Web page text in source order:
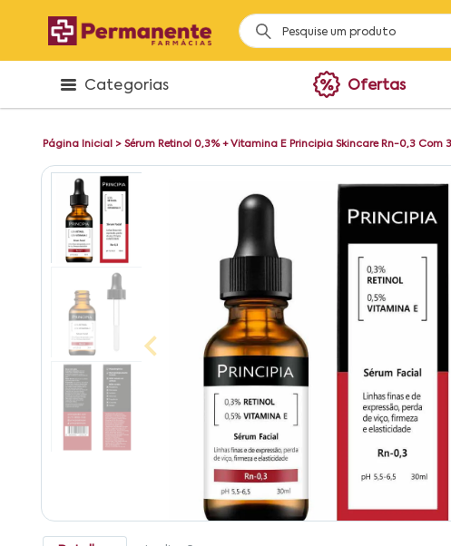
Categorias Ofertas
Página Inicial > Sérum Retinol 0,3% + Vitamina E Principia Skincare Rn-0,3 Com